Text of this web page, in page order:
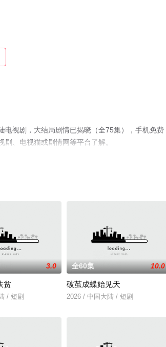
电视剧，大结局剧情已揭晓（全75集），手机免费
、电视猫或剧情网等平台了解。
3.0
贫
/ 短剧
全60集 10.0
破茧成蝶始见天
2026 / 中国大陆 / 短剧